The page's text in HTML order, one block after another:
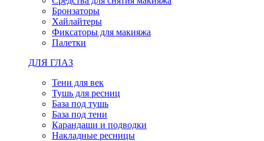
Бронзаторы
Хайлайтеры
Фиксаторы для макияжа
Палетки
ДЛЯ ГЛАЗ
Тени для век
Тушь для ресниц
База под тушь
База под тени
Карандаши и подводки
Накладные ресницы